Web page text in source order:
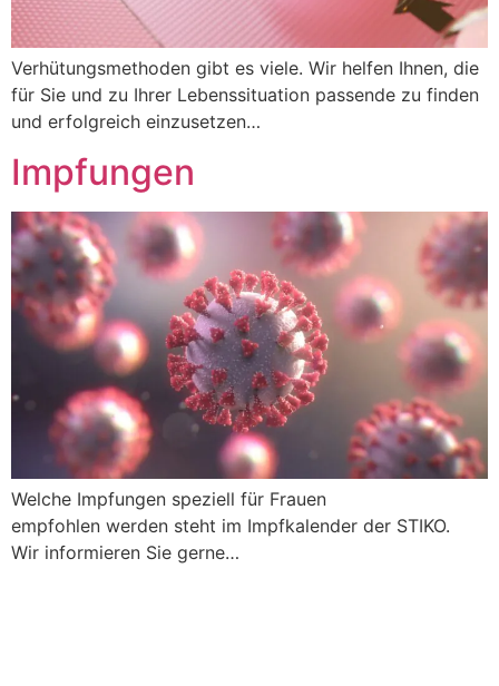
Verhütungsmethoden gibt es viele. Wir helfen Ihnen, die
für Sie und zu Ihrer Lebenssituation passende zu finden
und erfolgreich einzusetzen…
Impfungen
Welche Impfungen speziell für Frauen
empfohlen werden steht im Impfkalender der STIKO.
Wir informieren Sie gerne…